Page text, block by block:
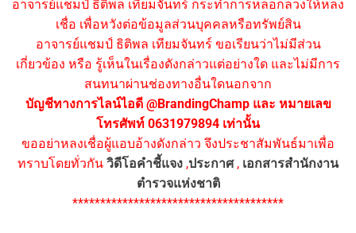
อาจารย์แชมป์ ธิติพล เทียมจันทร์ กระทำการหลอกลวงให้หลง
เชื่อ เพื่อหวังต่อข้อมูลส่วนบุคคลหรือทรัพย์สิน
อาจารย์แชมป์ ธิติพล เทียมจันทร์ ขอเรียนว่าไม่มีส่วน
เกี่ยวข้อง หรือ รู้เห็นในเรื่องดังกล่าวแต่อย่างใด และไม่มีการ
สนทนาผ่านช่องทางอื่นใดนอกจาก
บัญชีทางการไลน์ไอดี @BrandingChamp และ หมายเลข
โทรศัพท์ 0631979894 เท่านั้น
ขออย่าหลงเชื่อผู้แอบอ้างดังกล่าว จึงประชาสัมพันธ์มาเพื่อ
ทราบโดยทั่วกัน วิดีโอคำชี้แจง ,ประกาศ, เอกสารสำนักงาน
ตำรวจแห่งชาติ
**************************************